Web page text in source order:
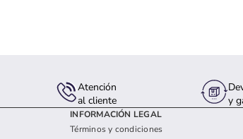
Atención
al cliente
y
INFORMACIÓN LEGAL
Términos y condiciones